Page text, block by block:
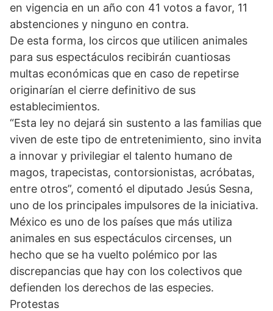
en vigencia en un año con 41 votos a favor, 11
abstenciones y ninguno en contra.
De esta forma, los circos que utilicen animales
para sus espectáculos recibirán cuantiosas
multas económicas que en caso de repetirse
originarían el cierre definitivo de sus
establecimientos.
“Esta ley no dejará sin sustento a las familias que
viven de este tipo de entretenimiento, sino invita
a innovar y privilegiar el talento humano de
magos, trapecistas, contorsionistas, acróbatas,
entre otros”, comentó el diputado Jesús Sesna,
uno de los principales impulsores de la iniciativa.
México es uno de los países que más utiliza
animales en sus espectáculos circenses, un
hecho que se ha vuelto polémico por las
discrepancias que hay con los colectivos que
defienden los derechos de las especies.
Protestas